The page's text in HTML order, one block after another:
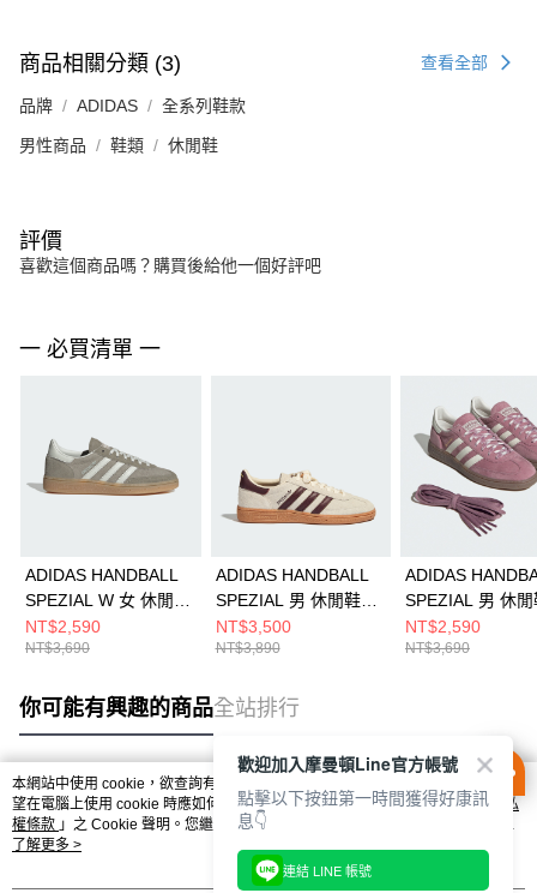
商品相關分類 (3) 查看全部
品牌 ADIDAS 全系列鞋款
男性商品 鞋類 休閒鞋
評價
喜歡這個商品嗎？購買後給他一個好評吧
一 必買清單 一
ADIDAS HANDBALL
SPEZIAL W 女 休閒鞋
JR0850
NT$2,590
NT$3,690
ADIDAS HANDBALL
SPEZIAL 男 休閒鞋
KH6921
NT$3,500
NT$3,890
ADIDAS
SPEZIAL 男 休閒
KJ6304
NT$2,590
NT$3,690
你可能有興趣的商品全站排行
熱門標籤
本網站中使用 cookie，欲查詢有關本網站使用 cookie 方式之詳情，及若您不希
望在電腦上使用 cookie 時應如何變更電腦的 cookie 設定，請參閱本網站「
隱私
權條款 」之 Cookie 聲明。您繼續使用本網站即表示您同意本公司得按本網站使
用條款之 Cookie 聲明使用 cookie。
了解更多 >
歡迎加入摩曼頓Line官方帳號
點擊以下按鈕第一時間獲得好康訊
息👇
連結 LINE 帳號